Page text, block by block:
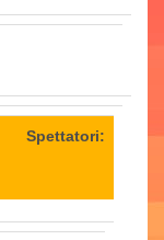
Spettatori: